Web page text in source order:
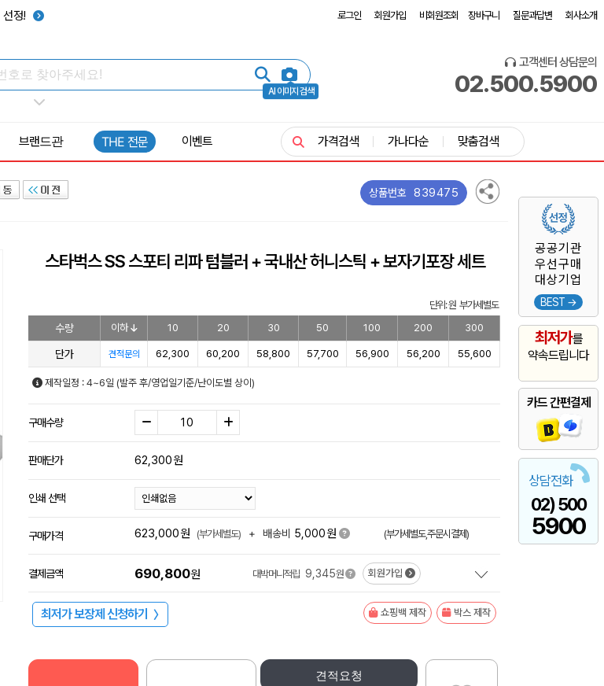
선정! 로그인 회원가입 비회원조회 장바구니 질문과답변 회사소개
AI 이미지 검색
고객센터 상담문의
02.500.5900
공공기관
우선구매
대상기업
BEST →
최저가를
약속드립니다
카드 간편결제
상담전화
02) 500
5900
브랜드관 THE 전문 이벤트 가격검색 가나다순 맞춤검색
상품번호 839475
스타벅스 SS 스포티 리파 텀블러 + 국내산 허니스틱 + 보자기포장 세트
단위: 원 부가세별도
수량 이하 10 20 30 50 100 200 300
단가 견적문의 62,300 60,200 58,800 57,700 56,900 56,200 55,600
제작일정 : 4~6일 (발주 후/영업일기준/난이도별 상이)
구매수량
판매단가 62,300원
인쇄 선택
구매가격 623,000원 (부가세별도) + 배송비 5,000원 (부가세별도,주문시결제)
결제금액 690,800원 대박머니적립 9,345원 회원가입
최저가 보장제 신청하기 〉 쇼핑백 제작 박스 제작
견적요청